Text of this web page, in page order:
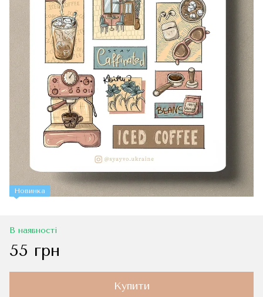
Новинка
В наявності
55 грн
Купити